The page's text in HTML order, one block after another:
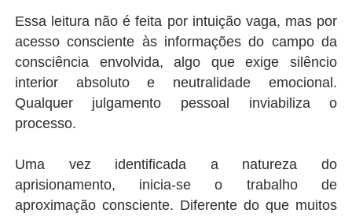
Essa leitura não é feita por intuição vaga, mas por
acesso consciente às informações do campo da
consciência envolvida, algo que exige silêncio
interior absoluto e neutralidade emocional.
Qualquer julgamento pessoal inviabiliza o
processo.
Uma vez identificada a natureza do
aprisionamento, inicia-se o trabalho de
aproximação consciente. Diferente do que muitos